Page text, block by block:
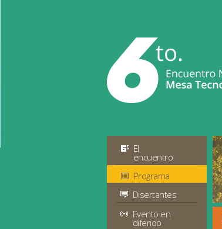
El
encuentro
Programa
Disertantes
Evento en
diferido